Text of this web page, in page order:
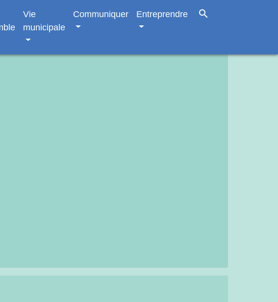
Vie
municipale
Communiquer Entreprendre search